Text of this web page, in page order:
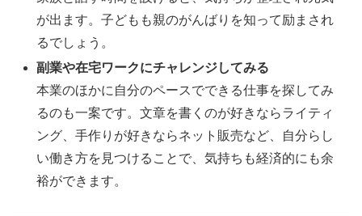
が出ます。子どもも親のがんばりを知って励まされ
るでしょう。
副業や在宅ワークにチャレンジしてみる
本業のほかに自分のペースでできる仕事を探してみ
るのも一案です。文章を書くのが好きならライティ
ング、手作りが好きならネット販売など、自分らし
い働き方を見つけることで、気持ちも経済的にも余
裕ができます。